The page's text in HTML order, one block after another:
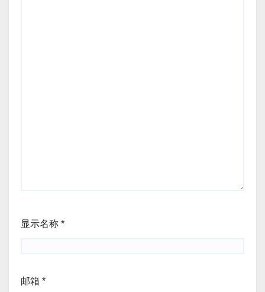
显示名称 *
邮箱 *